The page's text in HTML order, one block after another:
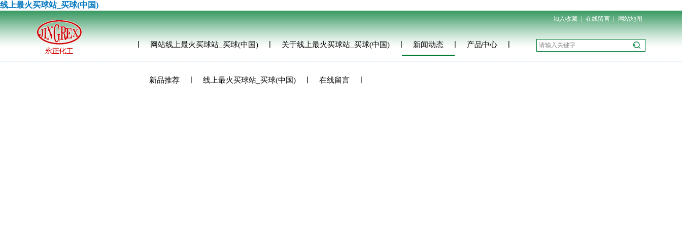
线上最火买球站_买球(中国)
加入收藏 | 在线留言 | 网站地图
网站线上最火买球站_买球(中国) 关于线上最火买球站_买球(中国) 新闻动态 产品中心
新品推荐 线上最火买球站_买球(中国) 在线留言